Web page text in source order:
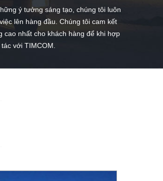
ý tưởng sáng tạo, chúng tôi luôn
lên hàng đầu. Chúng tôi cam kết
cao nhất cho khách hàng để khi hợp
tác với TIMCOM.